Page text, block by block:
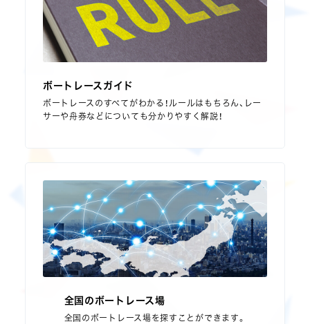
ボートレースガイド
ボートレースのすべてがわかる！ルールはもちろん、レー
サーや舟券などについても分かりやすく解説！
全国のボートレース場
全国のボートレース場を探すことができます。